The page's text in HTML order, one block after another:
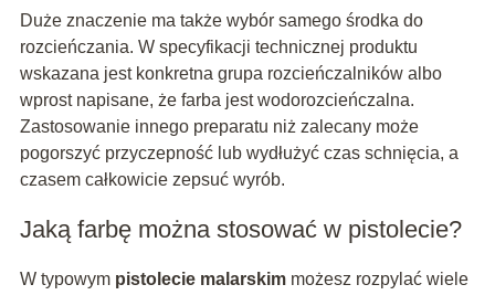
Duże znaczenie ma także wybór samego środka do
rozcieńczania. W specyfikacji technicznej produktu
wskazana jest konkretna grupa rozcieńczalników albo
wprost napisane, że farba jest wodorozcieńczalna.
Zastosowanie innego preparatu niż zalecany może
pogorszyć przyczepność lub wydłużyć czas schnięcia, a
czasem całkowicie zepsuć wyrób.
Jaką farbę można stosować w pistolecie?
W typowym pistolecie malarskimmożesz rozpylać wiele